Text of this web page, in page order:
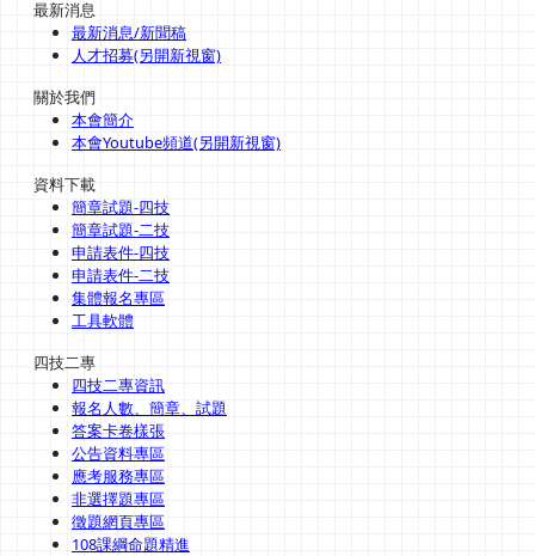
最新消息
最新消息/新聞稿
人才招募(另開新視窗)
關於我們
本會簡介
本會Youtube頻道(另開新視窗)
資料下載
簡章試題-四技
簡章試題-二技
申請表件-四技
申請表件-二技
集體報名專區
工具軟體
四技二專
四技二專資訊
報名人數、簡章、試題
答案卡卷樣張
公告資料專區
應考服務專區
非選擇題專區
徵題網頁專區
108課綱命題精進